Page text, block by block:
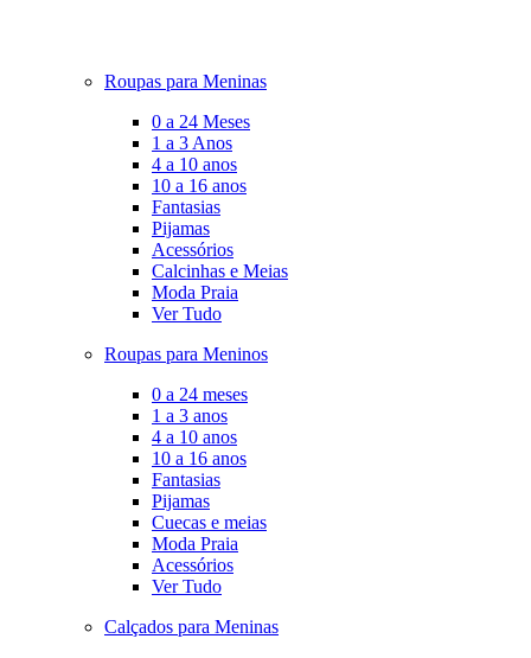
Roupas para Meninas
0 a 24 Meses
1 a 3 Anos
4 a 10 anos
10 a 16 anos
Fantasias
Pijamas
Acessórios
Calcinhas e Meias
Moda Praia
Ver Tudo
Roupas para Meninos
0 a 24 meses
1 a 3 anos
4 a 10 anos
10 a 16 anos
Fantasias
Pijamas
Cuecas e meias
Moda Praia
Acessórios
Ver Tudo
Calçados para Meninas